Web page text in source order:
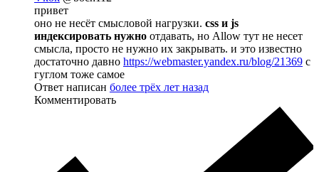
привет
оно не несёт смысловой нагрузки. css и js
индексировать нужно отдавать, но Allow тут не несет
смысла, просто не нужно их закрывать. и это известно
достаточно давно https://webmaster.yandex.ru/blog/21369 с
гуглом тоже самое
Ответ написан более трёх лет назад
Комментировать